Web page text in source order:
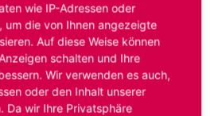
aufgerufene Stellenangebot ist
Stellenanzeigen finden
personal.de/stellenangebote
initiativund wir suchen für Sie
wie IP-Adressen oder
um die von Ihnen angezeigte
Auf diese Weise können
schalten und Ihre
Wir verwenden es auch,
oder den Inhalt unserer
Da wir Ihre Privatsphäre